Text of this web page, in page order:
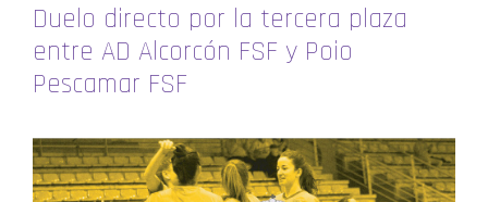
Duelo directo por la tercera plaza
entre AD Alcorcón FSF y Poio
Pescamar FSF